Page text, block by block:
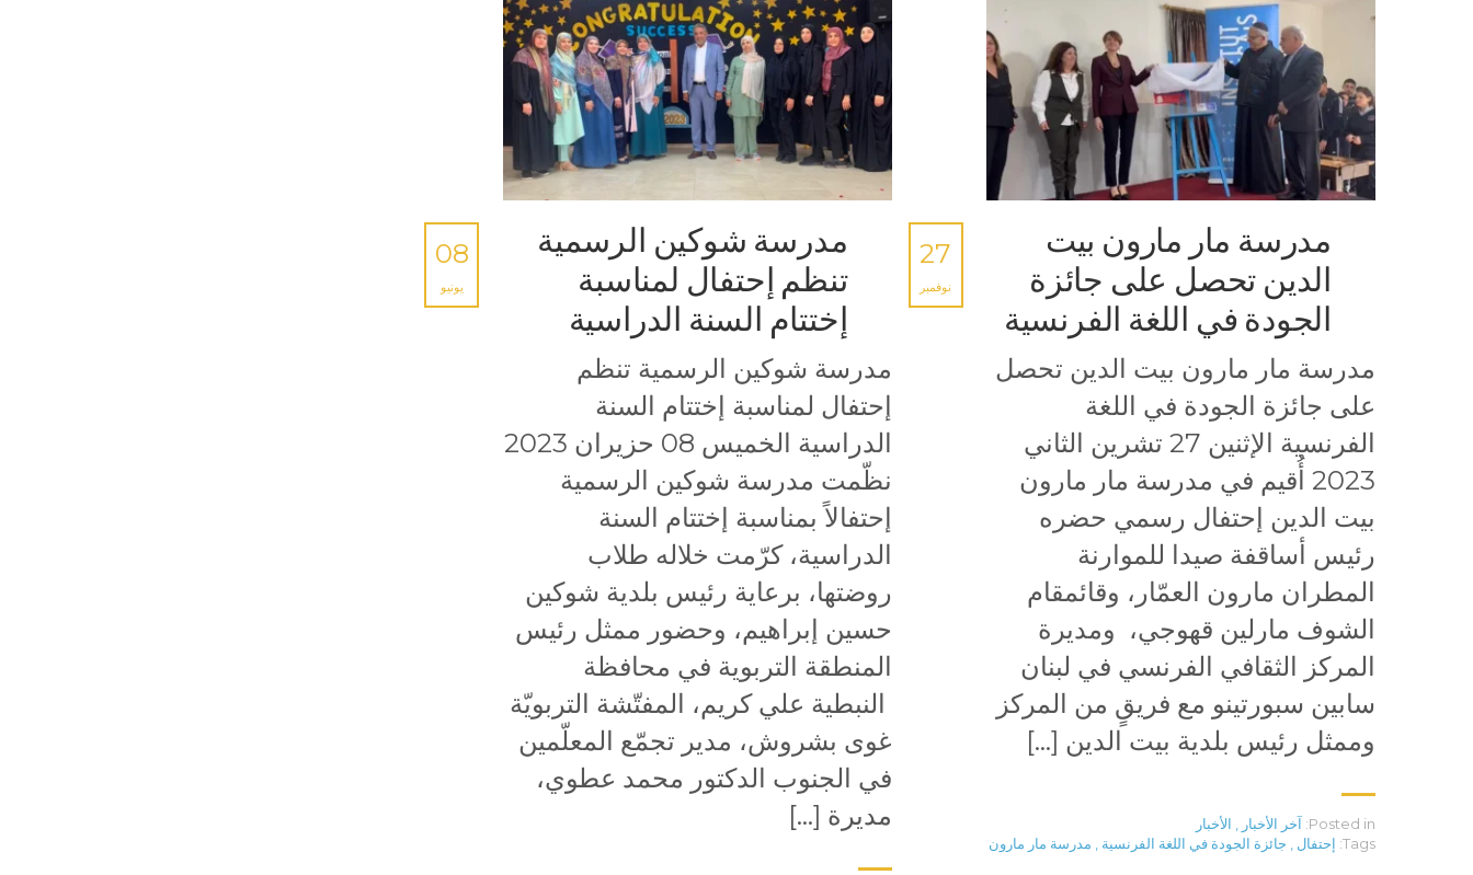
مدرسة مار مارون بيت
الدين تحصل على جائزة
الجودة في اللغة الفرنسية
27
نوفمبر
مدرسة مار مارون بيت الدين تحصل
على جائزة الجودة في اللغة
الفرنسية الإثنين 27 تشرين الثاني
2023 أُقيم في مدرسة مار مارون
بيت الدين إحتفال رسمي حضره
رئيس أساقفة صيدا للموارنة
المطران مارون العمّار، وقائمقام
الشوف مارلين قهوجي، ومديرة
المركز الثقافي الفرنسي في لبنان
سابين سبورتينو مع فريقٍ من المركز
وممثل رئيس بلدية بيت الدين […]
Posted in: آخر الأخبار , الأخبار
Tags: إحتفال , جائزة الجودة في اللغة الفرنسية , مدرسة مار مارون
مدرسة شوكين الرسمية
تنظم إحتفال لمناسبة
إختتام السنة الدراسية
08
يونيو
مدرسة شوكين الرسمية تنظم
إحتفال لمناسبة إختتام السنة
الدراسية الخميس 08 حزيران 2023
نظّمت مدرسة شوكين الرسمية
إحتفالاً بمناسبة إختتام السنة
الدراسية، كرّمت خلاله طلاب
روضتها، برعاية رئيس بلدية شوكين
حسين إبراهيم، وحضور ممثل رئيس
المنطقة التربوية في محافظة
النبطية علي كريم، المفتّشة التربويّة
غوى بشروش، مدير تجمّع المعلّمين
في الجنوب الدكتور محمد عطوي،
مديرة […]